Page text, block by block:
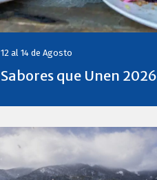
12 al 14 deAgosto
Sabores que Unen 2026